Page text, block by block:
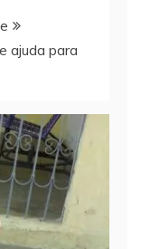
ajuda para